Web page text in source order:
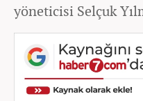
yöneticisi Selçuk